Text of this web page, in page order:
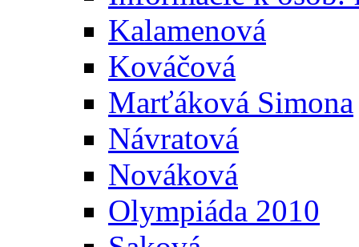
Kalamenová
Kováčová
Marťáková Simona
Návratová
Nováková
Olympiáda 2010